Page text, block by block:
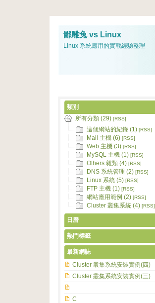
鄙雕兔 vs Linux
Linux 系統應用的實戰經驗整理
類別
所有分類 (29) [RSS]
這個網站的紀錄 (1) [RSS]
Mail 主機 (6) [RSS]
Web 主機 (3) [RSS]
MySQL 主機 (1) [RSS]
Others 雜類 (4) [RSS]
DNS 系統管理 (2) [RSS]
Linux 系統 (5) [RSS]
FTP 主機 (1) [RSS]
網站應用範例 (2) [RSS]
Cluster 叢集系統 (4) [RSS]
日曆
熱門標籤
最新網誌
Cluster 叢集系統安裝實例(四)
Cluster 叢集系統安裝實例(三)
C